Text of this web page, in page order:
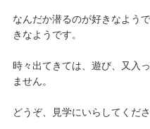
なんだか潜るのが好きなよう
きなようです。
時々出てきては、遊び、又入
ません。
どうぞ、見学にいらしてくだ